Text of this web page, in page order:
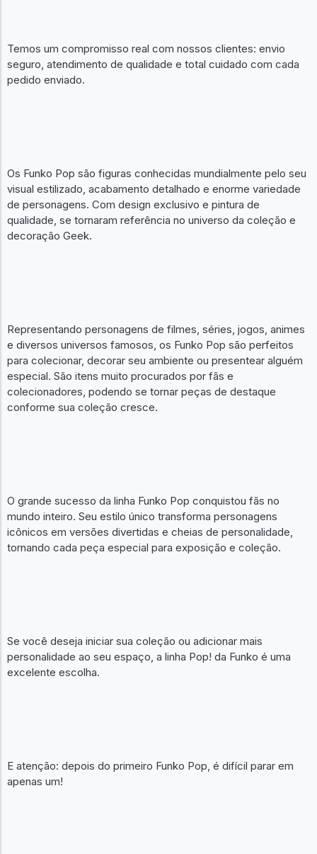
Temos um compromisso real com nossos clientes: envio
seguro, atendimento de qualidade e total cuidado com cada
pedido enviado.
Os Funko Pop são figuras conhecidas mundialmente pelo seu
visual estilizado, acabamento detalhado e enorme variedade
de personagens. Com design exclusivo e pintura de
qualidade, se tornaram referência no universo da coleção e
decoração Geek.
Representando personagens de filmes, séries, jogos, animes
e diversos universos famosos, os Funko Pop são perfeitos
para colecionar, decorar seu ambiente ou presentear alguém
especial. São itens muito procurados por fãs e
colecionadores, podendo se tornar peças de destaque
conforme sua coleção cresce.
O grande sucesso da linha Funko Pop conquistou fãs no
mundo inteiro. Seu estilo único transforma personagens
icônicos em versões divertidas e cheias de personalidade,
tornando cada peça especial para exposição e coleção.
Se você deseja iniciar sua coleção ou adicionar mais
personalidade ao seu espaço, a linha Pop! da Funko é uma
excelente escolha.
E atenção: depois do primeiro Funko Pop, é difícil parar em
apenas um!